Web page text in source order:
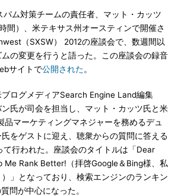
ム対策チームの責任者、マット・カッツ
間）、米テキサス州オースティンで開催さ
（SXSW） 2012の座談会で、数週間以
の変更を行うと語った。この座談会の録音
サイトで公開された。
ログメディアSearch Engine Land編集
氏が司会を担当し、マット・カッツ氏と米
マーケティングマネジャーを務めるデュ
をゲストに迎え、聴衆からの質問に答える
行われた。座談会のタイトルは「Dear
Me Rank Better!（拝啓Google＆Bing様、私
」となっており、検索エンジンのランキン
問が中心になった。